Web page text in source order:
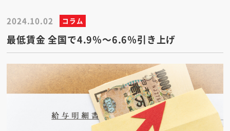
2024.10.02 コラム
最低賃金 全国で4.9％～6.6％引き上げ